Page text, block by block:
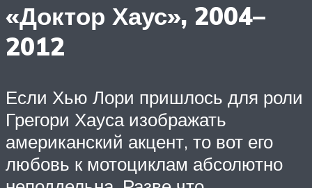
«Доктор Хаус», 2004–
2012
Если Хью Лори пришлось для роли
Грегори Хауса изображать
американский акцент, то вот его
любовь к мотоциклам абсолютно